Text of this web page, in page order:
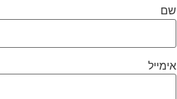
שם
אימייל